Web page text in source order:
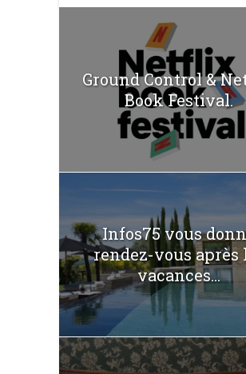
Ground Control &
Book Festival.
Infos75 vous
rendez-vous après
vacances...